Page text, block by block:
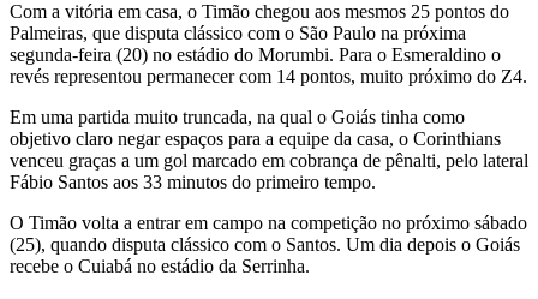
Com a vitória em casa, o Timão chegou aos mesmos 25 pontos do
Palmeiras, que disputa clássico com o São Paulo na próxima
segunda-feira (20) no estádio do Morumbi. Para o Esmeraldino o
revés representou permanecer com 14 pontos, muito próximo do Z4.
Em uma partida muito truncada, na qual o Goiás tinha como
objetivo claro negar espaços para a equipe da casa, o Corinthians
venceu graças a um gol marcado em cobrança de pênalti, pelo lateral
Fábio Santos aos 33 minutos do primeiro tempo.
O Timão volta a entrar em campo na competição no próximo sábado
(25), quando disputa clássico com o Santos. Um dia depois o Goiás
recebe o Cuiabá no estádio da Serrinha.